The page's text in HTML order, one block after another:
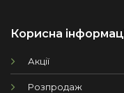
Корисна
Акції
Розпродаж